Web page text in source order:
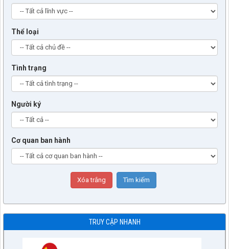
Thể loại
Tình trạng
Người ký
Cơ quan ban hành
TRUY CẬP NHANH